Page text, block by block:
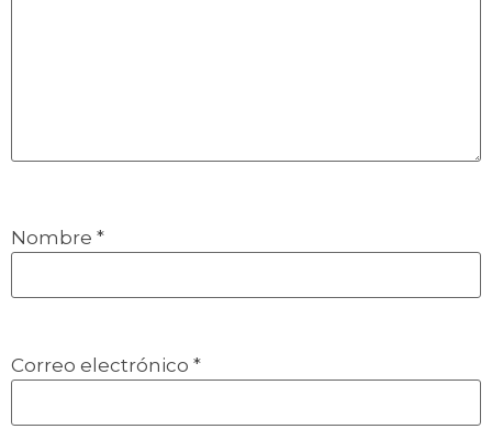
Nombre *
Correo electrónico *